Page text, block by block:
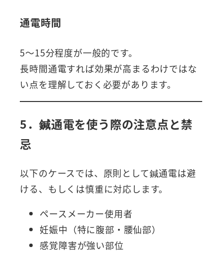
通電時間
5～15分程度が一般的です。
長時間通電すれば効果が高まるわけではな
い点を理解しておく必要があります。
5．鍼通電を使う際の注意点と禁
忌
以下のケースでは、原則として鍼通電は避
ける、もしくは慎重に対応します。
ペースメーカー使用者
妊娠中（特に腹部・腰仙部）
感覚障害が強い部位